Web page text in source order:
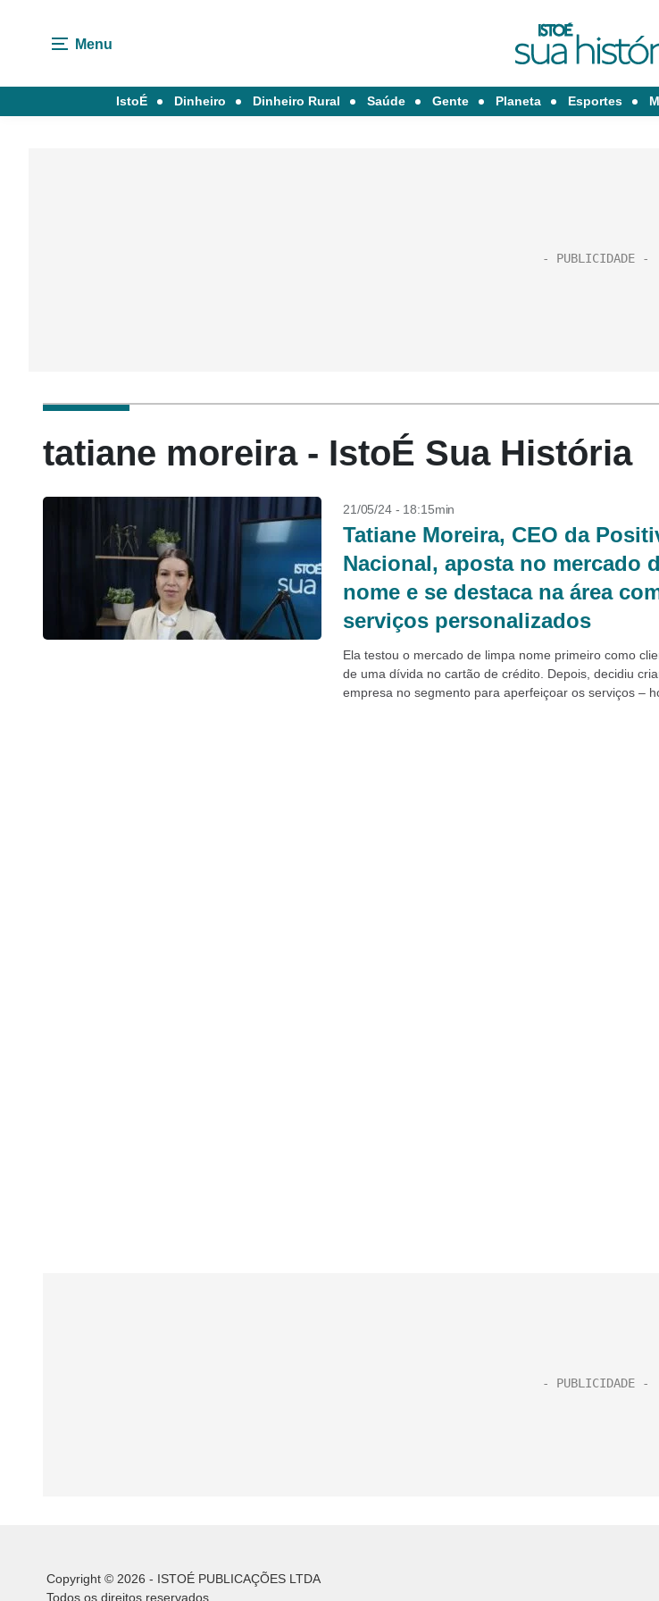
Menu
IstoÉ Dinheiro Dinheiro Rural Saúde Gente Planeta Esportes
tatiane moreira - IstoÉ Sua História
21/05/24 - 18:15min
Tatiane Moreira, CEO da
Nacional, aposta no mercado
nome e se destaca na área
serviços personalizados
Ela testou o mercado de limpa nome primeiro como
de uma dívida no cartão de crédito. Depois, decidiu
empresa no segmento para aperfeiçoar os serviços –
Copyright © 2026 - ISTOÉ PUBLICAÇÕES LTDA
Todos os direitos reservados.